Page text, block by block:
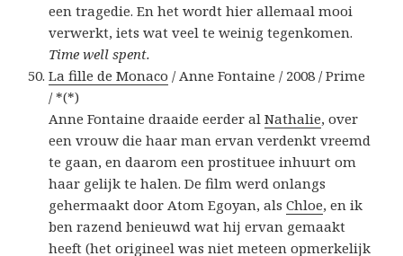
een tragedie. En het wordt hier allemaal mooi
verwerkt, iets wat veel te weinig tegenkomen.
Time well spent.
La fille de Monaco / Anne Fontaine / 2008 / Prime
/ *(*)
Anne Fontaine draaide eerder alNathalie, over
een vrouw die haar man ervan verdenkt vreemd
te gaan, en daarom een prostituee inhuurt om
haar gelijk te halen. De film werd onlangs
gehermaakt door Atom Egoyan, alsChloe, en ik
ben razend benieuwd wat hij ervan gemaakt
heeft (het origineel was niet meteen opmerkelijk